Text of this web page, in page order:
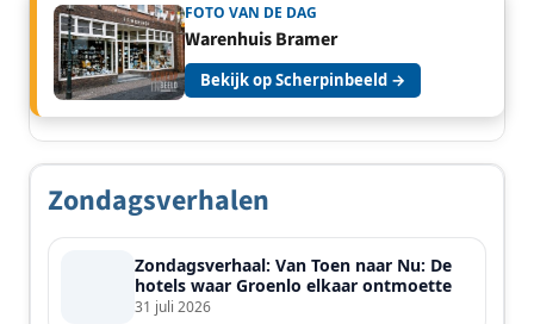
FOTO VAN DE DAG
Warenhuis Bramer
Bekijk op Scherpinbeeld →
Zondagsverhalen
Zondagsverhaal: Van Toen naar Nu: De
hotels waar Groenlo elkaar ontmoette
31 juli 2026